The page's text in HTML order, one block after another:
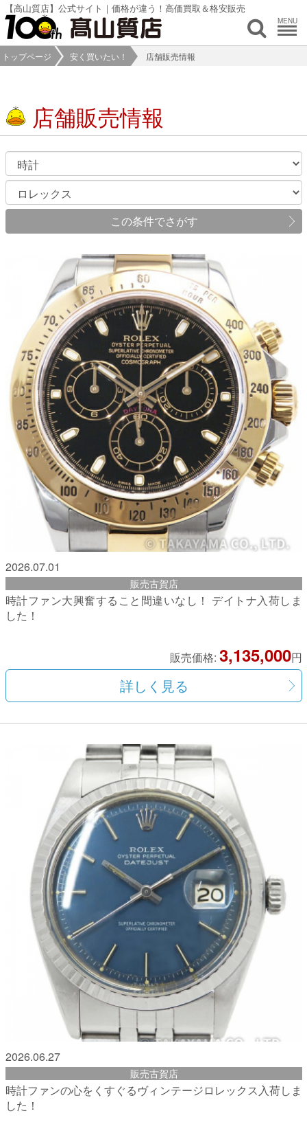
【高山質店】公式サイト｜価格が違う！高価買取＆格安販売
MENU
トップページ 安く買いたい！ 店舗販売情報
店舗販売情報
この条件でさがす
2026.07.01
販売古賀店
時計ファン大興奮すること間違いなし！ デイトナ入荷しま
した！
販売価格: 3,135,000円
詳しく見る
2026.06.27
販売古賀店
時計ファンの心をくすぐるヴィンテージロレックス入荷しま
した！